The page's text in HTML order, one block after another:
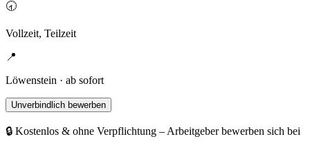
🕣
Vollzeit, Teilzeit
📍
Löwenstein · ab sofort
Unverbindlich bewerben
🔒 Kostenlos & ohne Verpflichtung – Arbeitgeber bewerben sich bei